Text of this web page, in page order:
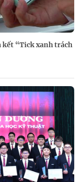
kết “Tick xanh trách